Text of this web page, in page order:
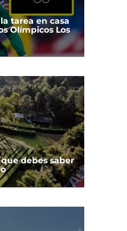
tarea en casa
Olímpicos Los
debes saber